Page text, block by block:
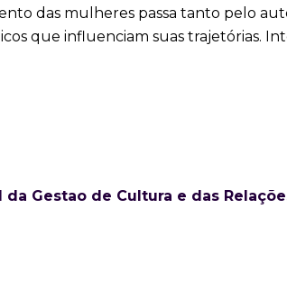
das mulheres passa tanto pelo
que influenciam suas trajetórias.